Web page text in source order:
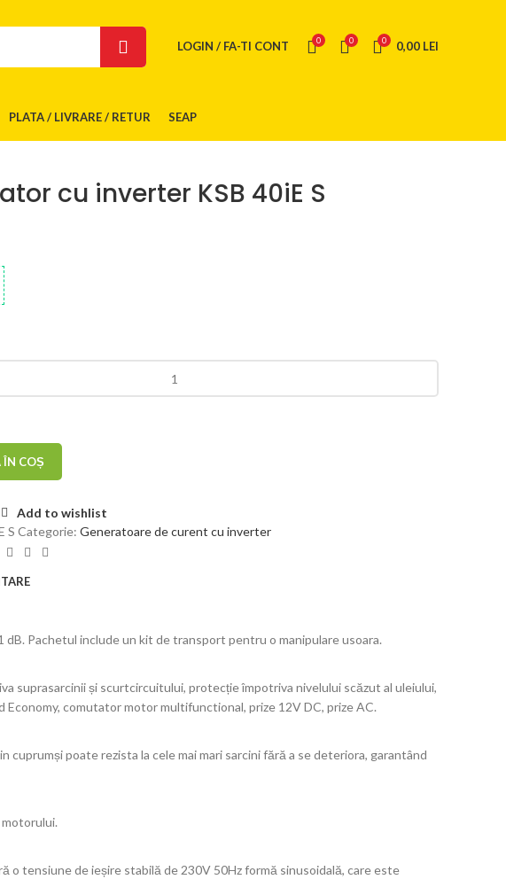
LOGIN / FA-TI CONT 0 0 0 0,00 LEI
PLATA / LIVRARE / RETUR SEAP
cu inverter KSB 40iE S
ÎN COȘ
Add to wishlist
S Categorie: Generatoare de curent cu inverter
dB. Pachetul include un kit de transport pentru o manipulare usoara.
și scurtcircuitului, protecție împotriva nivelului scăzut al uleiului,
comutator motor multifunctional, prize 12V DC, prize AC.
poate rezista la cele mai mari sarcini fără a se deteriora, garantând
tensiune de ieșire stabilă de 230V 50Hz formă sinusoidală, care este